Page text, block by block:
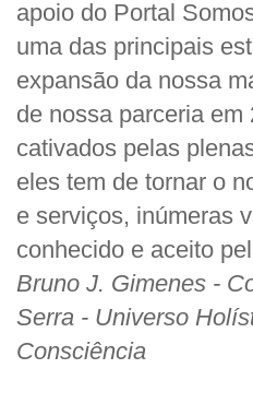
apoio do Portal
uma das principais
expansão da nossa
de nossa parceria
cativados pelas
eles tem de tornar o
e serviços, inúmeras
conhecido e aceito
Bruno J. Gimenes -
Serra - Universo
Consciência